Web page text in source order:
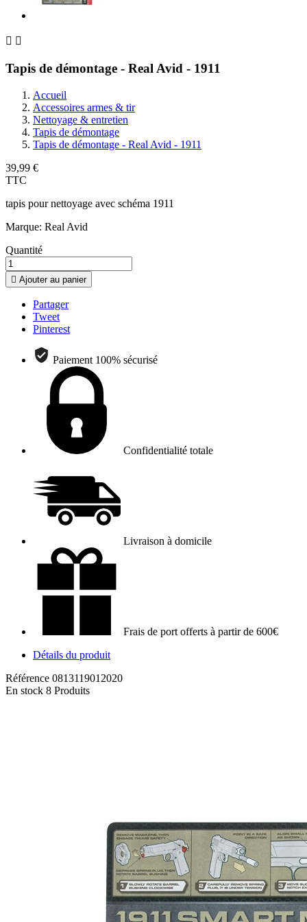
 
Tapis de démontage - Real Avid - 1911
Accueil
Accessoires armes & tir
Nettoyage & entretien
Tapis de démontage
Tapis de démontage - Real Avid - 1911
39,99 €
TTC
tapis pour nettoyage avec schéma 1911
Marque: Real Avid
Quantité
 Ajouter au panier
Partager
Tweet
Pinterest
Paiement 100% sécurisé
Confidentialité totale
Livraison à domicile
Frais de port offerts à partir de 600€
Détails du produit
Référence 0813119012020
En stock 8 Produits